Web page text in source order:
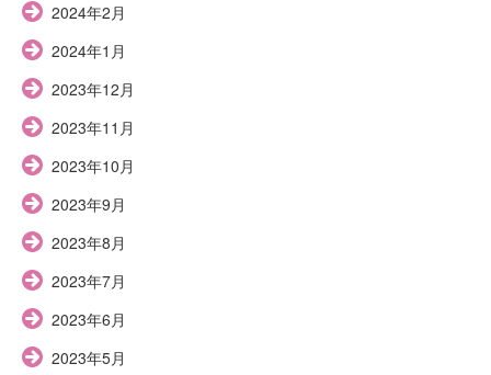
2024年2月
2024年1月
2023年12月
2023年11月
2023年10月
2023年9月
2023年8月
2023年7月
2023年6月
2023年5月